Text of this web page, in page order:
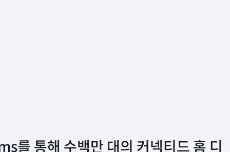
통해 수백만 대의 커넥티드 홈 디